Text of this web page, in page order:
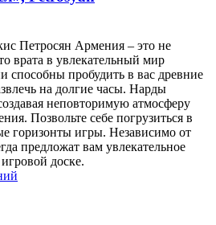
Петросян Армения – это не
врата в увлекательный мир
способны пробудить в вас древние
на долгие часы. Нарды
неповторимую атмосферу
Позвольте себе погрузиться в
горизонты игры. Независимо от
предложат вам увлекательное
доске.